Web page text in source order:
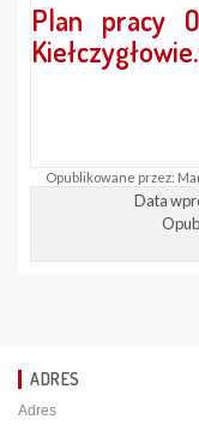
Plan pracy
Opublikowane przez:
Data
ADRES
Adres